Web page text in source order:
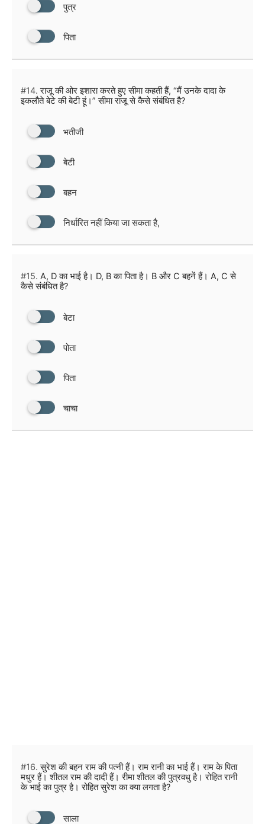
पुत्र
पिता
#14. राजू की ओर इशारा करते हुए सीमा कहती हैं, “मैं उनके दादा के
इकलौते बेटे की बेटी हूं।” सीमा राजू से कैसे संबंधित है?
भतीजी
बेटी
बहन
निर्धारित नहीं किया जा सकता है,
#15. A, D का भाई है। D, B का पिता है। B और C बहनें हैं। A, C से
कैसे संबंधित है?
बेटा
पोता
पिता
चाचा
#16. सुरेश की बहन राम की पत्नी हैं। राम रानी का भाई हैं। राम के पिता
मधुर हैं। शीतल राम की दादी हैं। रीमा शीतल की पुत्रवधु है। रोहित रानी
के भाई का पुत्र है। रोहित सुरेश का क्या लगता है?
साला